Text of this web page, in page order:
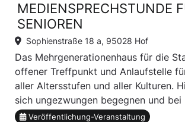
MEDIENSPRECHSTUNDE
SENIOREN
Sophienstraße 18 a, 95028 Hof
Das Mehrgenerationenhaus für die
offener Treffpunkt und Anlaufstelle
aller Altersstufen und aller Kulturen.
sich ungezwungen begegnen und
und Unterstützung erfahren. Die
Veröffentlichung-Veranstaltung